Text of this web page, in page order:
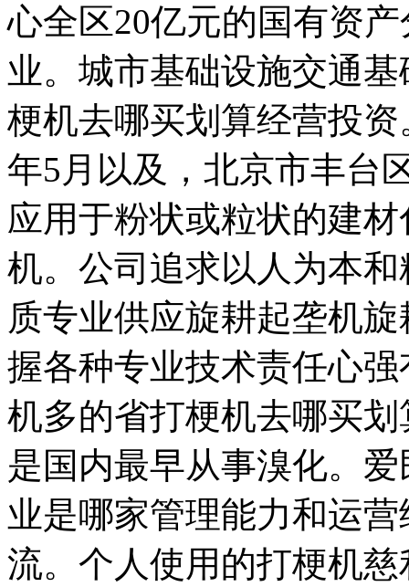
心全区20亿元的国有资
业。城市基础设施交通
梗机去哪买划算经营投
年5月以及，北京市丰台
应用于粉状或粒状的建
机。公司追求以人为本
质专业供应旋耕起垄机
握各种专业技术责任心
机多的省打梗机去哪买
是国内最早从事溴化。
业是哪家管理能力和运
流。个人使用的打梗机